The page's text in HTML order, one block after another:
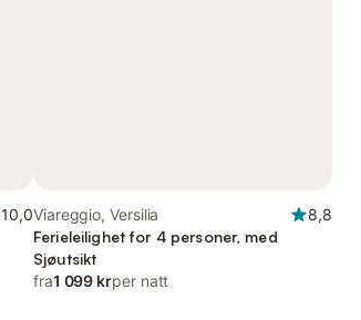
10,0Viareggio, Versilia
8,8
Ferieleilighet for 4 personer, med
Sjøutsikt
fra1 099 krper natt